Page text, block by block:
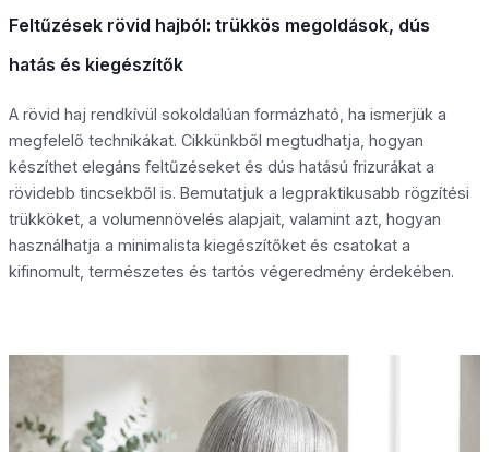
Feltűzések rövid hajból: trükkös megoldások, dús
hatás és kiegészítők
A rövid haj rendkívül sokoldalúan formázható, ha ismerjük a
megfelelő technikákat. Cikkünkből megtudhatja, hogyan
készíthet elegáns feltűzéseket és dús hatású frizurákat a
rövidebb tincsekből is. Bemutatjuk a legpraktikusabb rögzítési
trükköket, a volumennövelés alapjait, valamint azt, hogyan
használhatja a minimalista kiegészítőket és csatokat a
kifinomult, természetes és tartós végeredmény érdekében.